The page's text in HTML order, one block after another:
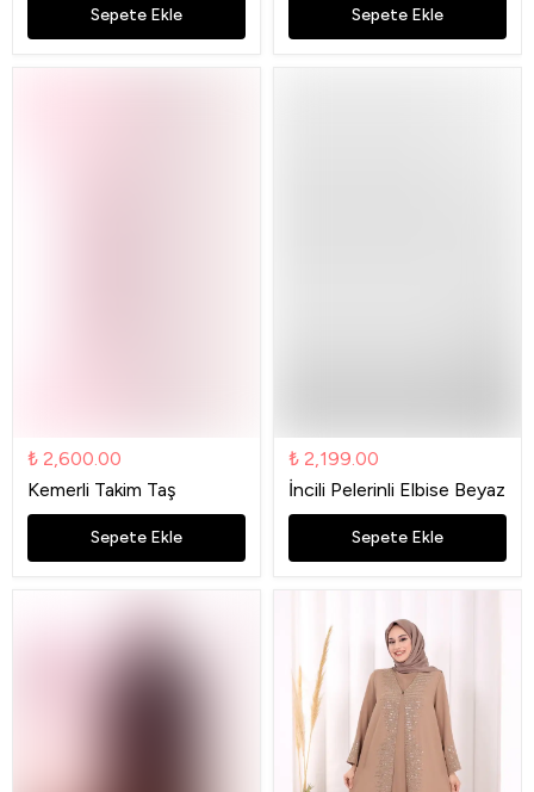
Sepete Ekle Sepete Ekle
₺ 2,600.00
Kemerli Takim Taş
Sepete Ekle
₺ 2,199.00
İncili Pelerinli Elbise Beyaz
Sepete Ekle